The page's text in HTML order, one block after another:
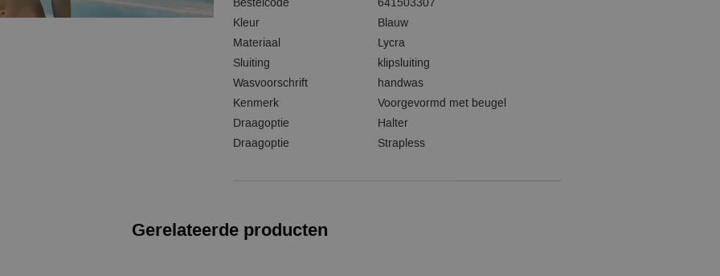
Kleur
Blauw
Materiaal
Lycra
Sluiting
klipsluiting
Wasvoorschrift
handwas
Kenmerk
Voorgevormd met beugel
Draagoptie
Halter
Draagoptie
Strapless
Gerelateerde producten